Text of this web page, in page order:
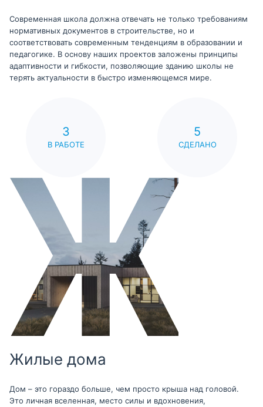
Современная школа должна отвечать не только требованиям
нормативных документов в строительстве, но и
соответствовать современным тенденциям в образовании и
педагогике. В основу наших проектов заложены принципы
адаптивности и гибкости, позволяющие зданию школы не
терять актуальности в быстро изменяющемся мире.
3
В РАБОТЕ
5
СДЕЛАНО
Жилые дома
Дом – это гораздо больше, чем просто крыша над головой.
Это личная вселенная, место силы и вдохновения,